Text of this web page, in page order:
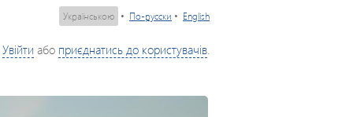
Українською • По-русски • English
Увійти або приєднатись до користувачів.